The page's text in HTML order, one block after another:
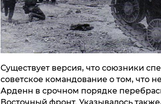
Существует версия, что союзники
советское командование о том, что
Арденн в срочном порядке